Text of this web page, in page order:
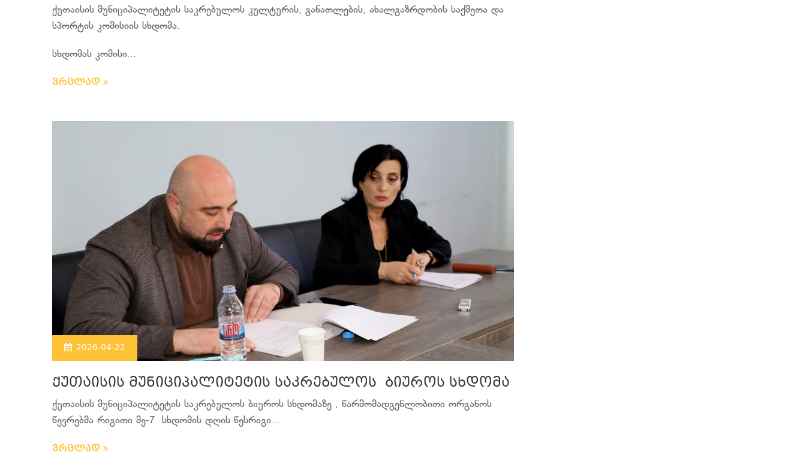
ქუთაისის მუნიციპალიტეტის საკრებულოს კულტურის, განათლების, ახალგაზრდობის საქმეთა და
სპორტის კომისიის სხდომა.
სხდომას კომისი...
ვრცლად
2026-04-22
ქუთაისის მუნიციპალიტეტის საკრებულოს ბიუროს სხდომა
ქუთაისის მუნიციპალიტეტის საკრებულოს ბიუროს სხდომაზე , წარმომადგენლობითი ორგანოს
წევრებმა რიგითი მე-7 სხდომის დღის წესრიგი...
ვრცლად